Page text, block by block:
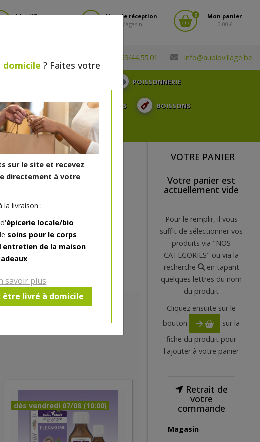
Identifiez-vous
Lieu de réception
Magasin
0
Mon panier
0.00 €
(0032) 069/44.55.01 info@aubiovillage.be
POISSONNERIE
SANS LACTOSE, ... SURGELÉS BOISSONS
CADEAUX
? Faites votre
sur le site et recevez
directement à votre
la livraison :
épicerie locale/bio
soins pour le corps
entretien de la maison
savoir plus
être livré à domicile
dès vendredi 07/08 (10:00)
VOTRE PANIER
Votre panier est
actuellement vide
Pour le remplir, il vous
suffit de sélectionner vos
produits via "NOS
CATEGORIES" ou via la
recherche
en tapant
quelques lettres du nom
du produit
Cliquez ensuite sur le
bouton
sur la
fiche du produit pour
l'ajouter à votre panier
Retrait de
votre
commande
Magasin